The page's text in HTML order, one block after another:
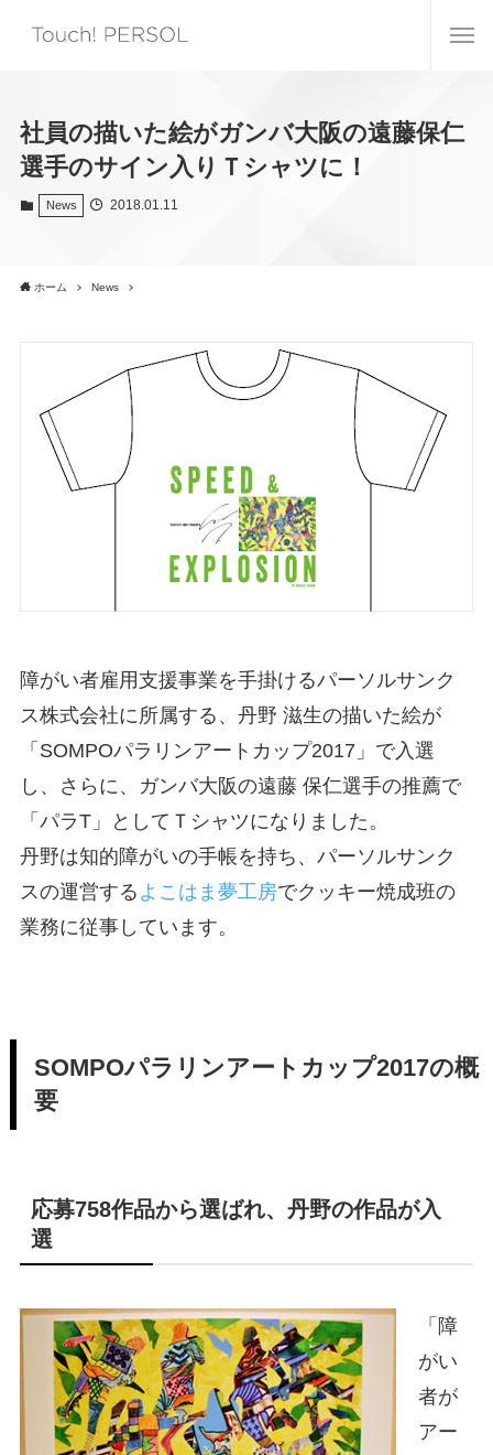
社員の描いた絵がガンバ大阪の遠藤保仁
選手のサイン入りＴシャツに！
News 2018.01.11
ホーム News
障がい者雇用支援事業を手掛けるパーソルサンク
ス株式会社に所属する、丹野 滋生の描いた絵が
「SOMPOパラリンアートカップ2017」で入選
し、さらに、ガンバ大阪の遠藤 保仁選手の推薦で
「パラT」としてＴシャツになりました。
丹野は知的障がいの手帳を持ち、パーソルサンク
スの運営する よこはま夢工房でクッキー焼成班の
業務に従事しています。
SOMPOパラリンアートカップ2017の概
要
応募758作品から選ばれ、丹野の作品が入
選
「障
がい
者が
アー